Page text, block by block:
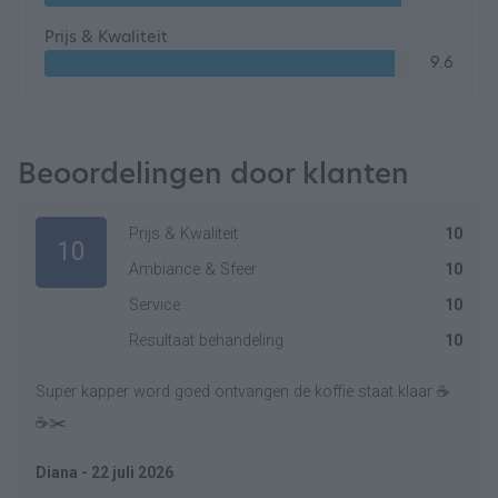
Prijs & Kwaliteit
9.6
Beoordelingen door klanten
10
Prijs & Kwaliteit
10
Ambiance & Sfeer
10
Service
10
Resultaat behandeling
10
Super kapper word goed ontvangen de koffie staat klaar ☕️
☕️✂️
Diana - 22 juli 2026